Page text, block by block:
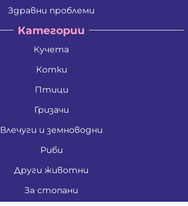
Здравни проблеми
Категории
Кучета
Котки
Птици
Гризачи
Влечуги и земноводни
Риби
Други животни
За стопани